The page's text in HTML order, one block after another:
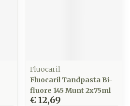
Fluocaril
Fluocaril Tandpasta Bi-
fluore 145 Munt 2x75ml
€ 12,69